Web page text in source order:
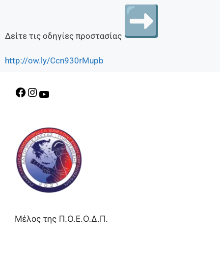
Δείτε τις οδηγίες προστασίας
http://ow.ly/Ccn930rMupb
Μέλος της Π.Ο.Ε.Ο.Δ.Π.